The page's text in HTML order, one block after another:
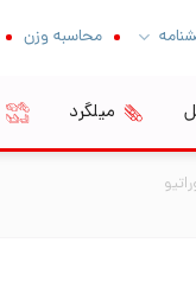
محاسبه وزن
میلگرد